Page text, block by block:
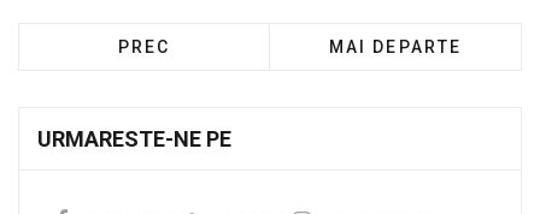
PREC MAI DEPARTE
URMARESTE-NE PE